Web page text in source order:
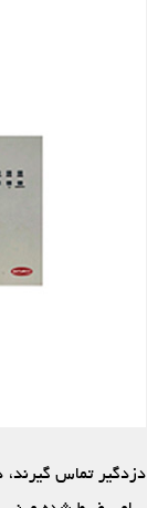
دزدگیر تماس